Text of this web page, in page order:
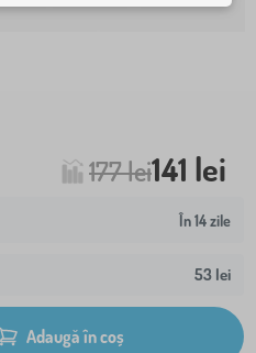
177 lei141 lei
În 14 zile
53 lei
Adaugă în coș